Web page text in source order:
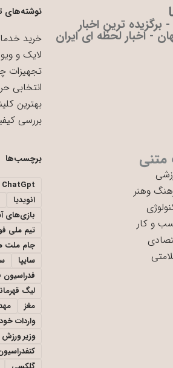
برگزیده ترین اخبار
- اخبار لحظه ای ایران
نوشته‌های
خرید
لایک و
تجهیزات
انتخابی
بهترین
بررسی
متنی
وهنر
و کار
برچسب‌ها
ChatGpt
انویدیا
بازی‌های
تیم ملی
جام ملت
سایپا
فدراسیون
لیگ
مغز
واردات
وزیر